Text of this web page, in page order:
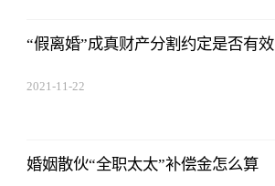
“假离婚”成真财产分割约定是否有效
2021-11-22
婚姻散伙“全职太太”补偿金怎么算